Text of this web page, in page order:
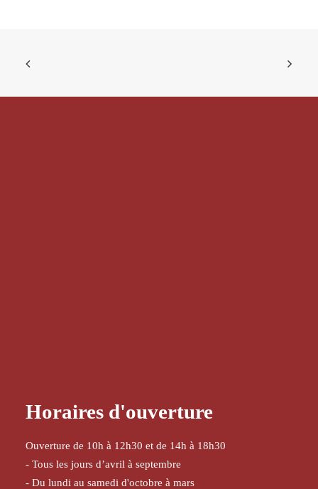
Horaires d'ouverture
Ouverture de 10h à 12h30 et de 14h à 18h30
- Tous les jours d’avril à septembre
- Du lundi au samedi d'octobre à mars